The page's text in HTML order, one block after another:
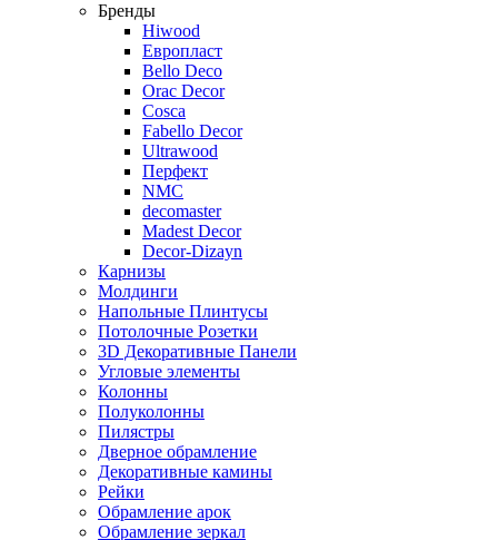
Бренды
Hiwood
Европласт
Bello Deco
Orac Decor
Cosca
Fabello Decor
Ultrawood
Перфект
NMC
decomaster
Madest Decor
Decor-Dizayn
Карнизы
Молдинги
Напольные Плинтусы
Потолочные Розетки
3D Декоративные Панели
Угловые элементы
Колонны
Полуколонны
Пилястры
Дверное обрамление
Декоративные камины
Рейки
Обрамление арок
Обрамление зеркал